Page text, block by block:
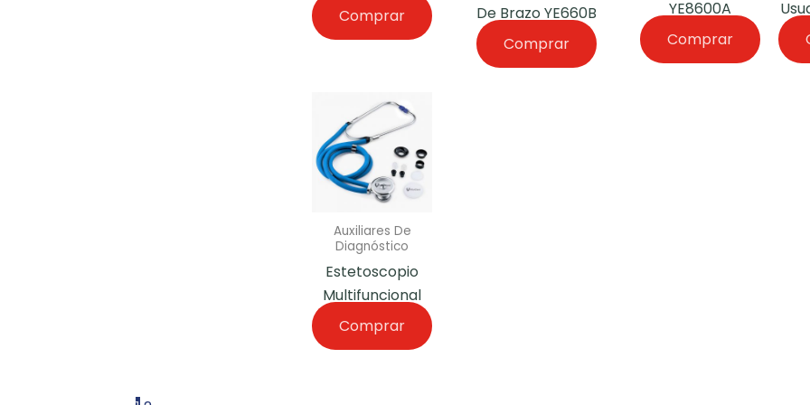
Comprar
De Brazo YE660B
Comprar
YE8600A
Comprar
Auxiliares De
Diagnóstico
Estetoscopio
Multifuncional
Comprar